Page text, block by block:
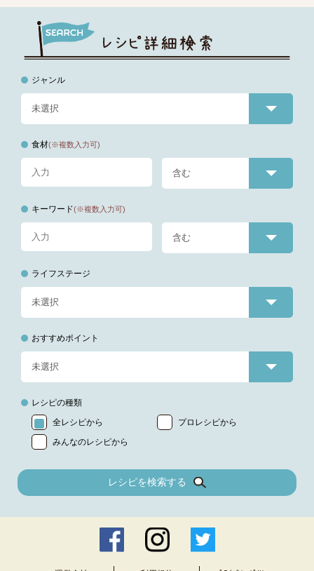
ジャンル
食材(※複数入力可)
キーワード(※複数入力可)
ライフステージ
おすすめポイント
レシピの種類
全レシピから
プロレシピから
みんなのレシピから
レシピを検索する